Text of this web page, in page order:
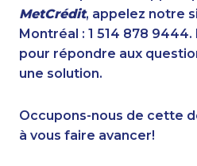
1-506-300-0076
1-579-267-0748
1-905-823-5367
1-587-319-2121
1-604-629-1131
1-778-760-1284
MetCrédit, appelez notre
Montréal : 1 514 878
pour répondre aux
une solution.
Occupons-nous de cette
à vous faire avancer!